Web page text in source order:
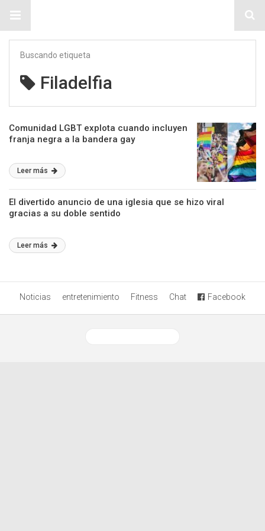
Buscando etiqueta
Filadelfia
Comunidad LGBT explota cuando incluyen
franja negra a la bandera gay
Leer más
El divertido anuncio de una iglesia que se hizo viral
gracias a su doble sentido
Leer más
Noticias entretenimiento Fitness Chat Facebook